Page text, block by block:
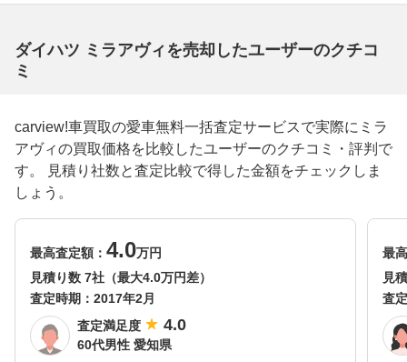
ダイハツ ミラアヴィを売却したユーザーのクチコ
ミ
carview!車買取の愛車無料一括査定サービスで実際にミラ
アヴィの買取価格を比較したユーザーのクチコミ・評判で
す。 見積り社数と査定比較で得した金額をチェックしま
しょう。
最高査定額： 4.0万円
見積り数 7社（最大4.0万円差）
査定時期： 2017年2月
査定満足度
4.0
60代男性 愛知県
最
見
査